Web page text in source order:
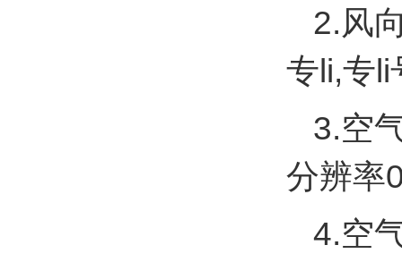
2.风
专li,专li
3.空
分辨率
4.空